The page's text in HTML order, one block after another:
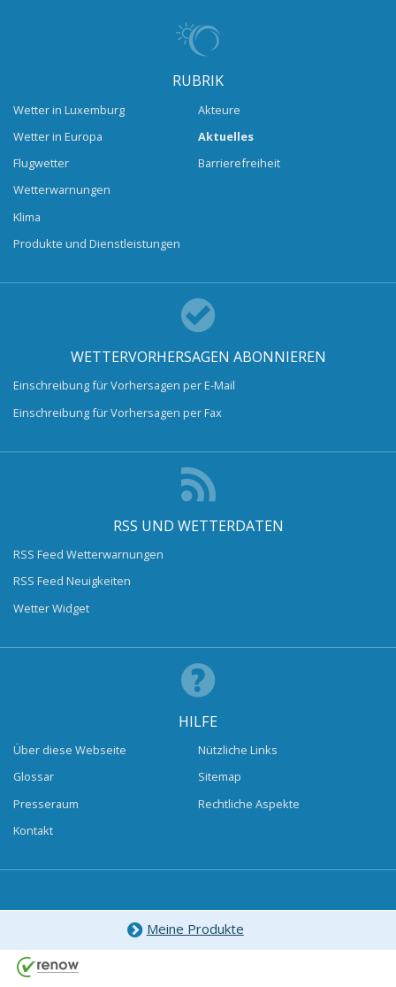
RUBRIK
Wetter in Luxemburg
Wetter in Europa
Flugwetter
Wetterwarnungen
Klima
Produkte und Dienstleistungen
Akteure
Aktuelles
Barrierefreiheit
WETTERVORHERSAGEN ABONNIEREN
Einschreibung für Vorhersagen per E-Mail
Einschreibung für Vorhersagen per Fax
RSS UND WETTERDATEN
RSS Feed Wetterwarnungen
RSS Feed Neuigkeiten
Wetter Widget
HILFE
Über diese Webseite
Glossar
Presseraum
Kontakt
Nützliche Links
Sitemap
Rechtliche Aspekte
Meine Produkte